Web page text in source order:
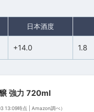
日本酒度
+14.0 1.8
強力 720ml
13:09時点 | Amazon調べ）